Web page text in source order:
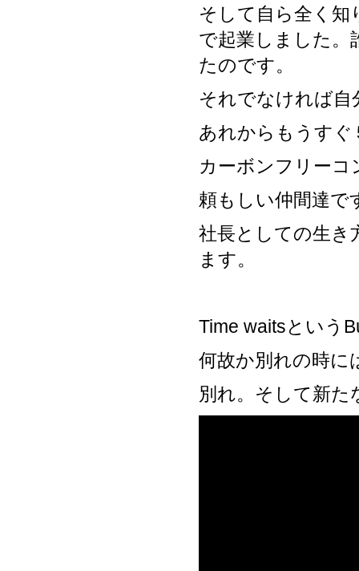
そして自ら全く知
で起業しました。
たのです。
それでなければ
あれからもうすぐ
カーボンフリー
頼もしい仲間達で
社長としての生き
ます。
Time waitsという
何故か別れの時に
別れ。そして新た